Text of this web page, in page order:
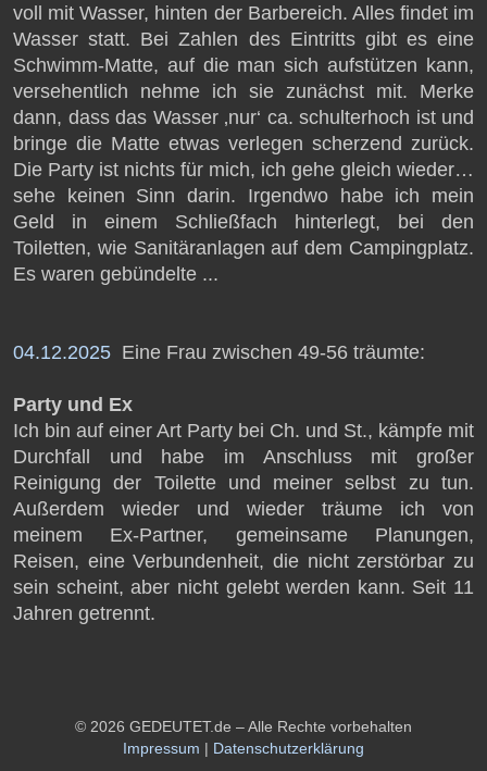
voll mit Wasser, hinten der Barbereich. Alles findet im
Wasser statt. Bei Zahlen des Eintritts gibt es eine
Schwimm-Matte, auf die man sich aufstützen kann,
versehentlich nehme ich sie zunächst mit. Merke
dann, dass das Wasser ‚nur‘ ca. schulterhoch ist und
bringe die Matte etwas verlegen scherzend zurück.
Die Party ist nichts für mich, ich gehe gleich wieder…
sehe keinen Sinn darin. Irgendwo habe ich mein
Geld in einem Schließfach hinterlegt, bei den
Toiletten, wie Sanitäranlagen auf dem Campingplatz.
Es waren gebündelte ...
04.12.2025 Eine Frau zwischen 49-56 träumte:
Party und Ex
Ich bin auf einer Art Party bei Ch. und St., kämpfe mit
Durchfall und habe im Anschluss mit großer
Reinigung der Toilette und meiner selbst zu tun.
Außerdem wieder und wieder träume ich von
meinem Ex-Partner, gemeinsame Planungen,
Reisen, eine Verbundenheit, die nicht zerstörbar zu
sein scheint, aber nicht gelebt werden kann. Seit 11
Jahren getrennt.
© 2026 GEDEUTET.de – Alle Rechte vorbehalten
Impressum | Datenschutzerklärung